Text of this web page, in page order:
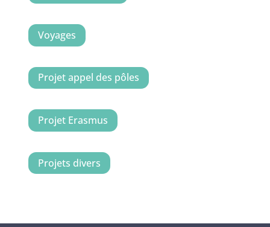
Voyages
Projet appel des pôles
Projet Erasmus
Projets divers